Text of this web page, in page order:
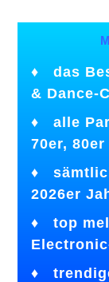
♦ das
& Dance-
♦ alle
70er, 80er
♦
2026er
♦ top
♦